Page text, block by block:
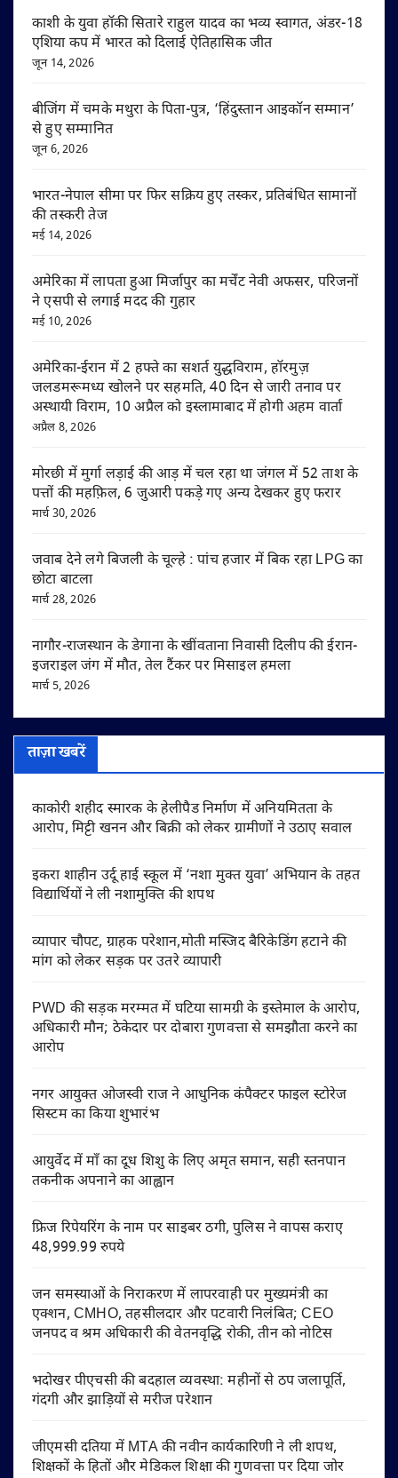
काशी के युवा हॉकी सितारे राहुल यादव का भव्य स्वागत, अंडर-18
एशिया कप में भारत को दिलाई ऐतिहासिक जीत
जून 14, 2026
बीजिंग में चमके मथुरा के पिता-पुत्र, ‘हिंदुस्तान आइकॉन सम्मान’
से हुए सम्मानित
जून 6, 2026
भारत-नेपाल सीमा पर फिर सक्रिय हुए तस्कर, प्रतिबंधित सामानों
की तस्करी तेज
मई 14, 2026
अमेरिका में लापता हुआ मिर्जापुर का मर्चेंट नेवी अफसर, परिजनों
ने एसपी से लगाई मदद की गुहार
मई 10, 2026
अमेरिका-ईरान में 2 हफ्ते का सशर्त युद्धविराम, हॉरमुज़
जलडमरूमध्य खोलने पर सहमति, 40 दिन से जारी तनाव पर
अस्थायी विराम, 10 अप्रैल को इस्लामाबाद में होगी अहम वार्ता
अप्रैल 8, 2026
मोरछी में मुर्गा लड़ाई की आड़ में चल रहा था जंगल में 52 ताश के
पत्तों की महफ़िल, 6 जुआरी पकड़े गए अन्य देखकर हुए फरार
मार्च 30, 2026
जवाब देने लगे बिजली के चूल्हे : पांच हजार में बिक रहा LPG का
छोटा बाटला
मार्च 28, 2026
नागौर-राजस्थान के डेगाना के खींवताना निवासी दिलीप की ईरान-
इजराइल जंग में मौत, तेल टैंकर पर मिसाइल हमला
मार्च 5, 2026
ताज़ा खबरें
काकोरी शहीद स्मारक के हेलीपैड निर्माण में अनियमितता के
आरोप, मिट्टी खनन और बिक्री को लेकर ग्रामीणों ने उठाए सवाल
इकरा शाहीन उर्दू हाई स्कूल में ‘नशा मुक्त युवा’ अभियान के तहत
विद्यार्थियों ने ली नशामुक्ति की शपथ
व्यापार चौपट, ग्राहक परेशान,मोती मस्जिद बैरिकेडिंग हटाने की
मांग को लेकर सड़क पर उतरे व्यापारी
PWD की सड़क मरम्मत में घटिया सामग्री के इस्तेमाल के आरोप,
अधिकारी मौन; ठेकेदार पर दोबारा गुणवत्ता से समझौता करने का
आरोप
नगर आयुक्त ओजस्वी राज ने आधुनिक कंपैक्टर फाइल स्टोरेज
सिस्टम का किया शुभारंभ
आयुर्वेद में माँ का दूध शिशु के लिए अमृत समान, सही स्तनपान
तकनीक अपनाने का आह्वान
फ्रिज रिपेयरिंग के नाम पर साइबर ठगी, पुलिस ने वापस कराए
48,999.99 रुपये
जन समस्याओं के निराकरण में लापरवाही पर मुख्यमंत्री का
एक्शन, CMHO, तहसीलदार और पटवारी निलंबित; CEO
जनपद व श्रम अधिकारी की वेतनवृद्धि रोकी, तीन को नोटिस
भदोखर पीएचसी की बदहाल व्यवस्था: महीनों से ठप जलापूर्ति,
गंदगी और झाड़ियों से मरीज परेशान
जीएमसी दतिया में MTA की नवीन कार्यकारिणी ने ली शपथ,
शिक्षकों के हितों और मेडिकल शिक्षा की गुणवत्ता पर दिया जोर